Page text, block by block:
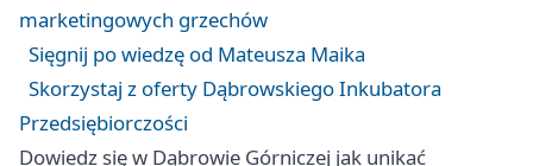
marketingowych grzechów
Sięgnij po wiedzę od Mateusza Maika
Skorzystaj z oferty Dąbrowskiego Inkubatora
Przedsiębiorczości
Dowiedz się w Dąbrowie Górniczej jak unikać